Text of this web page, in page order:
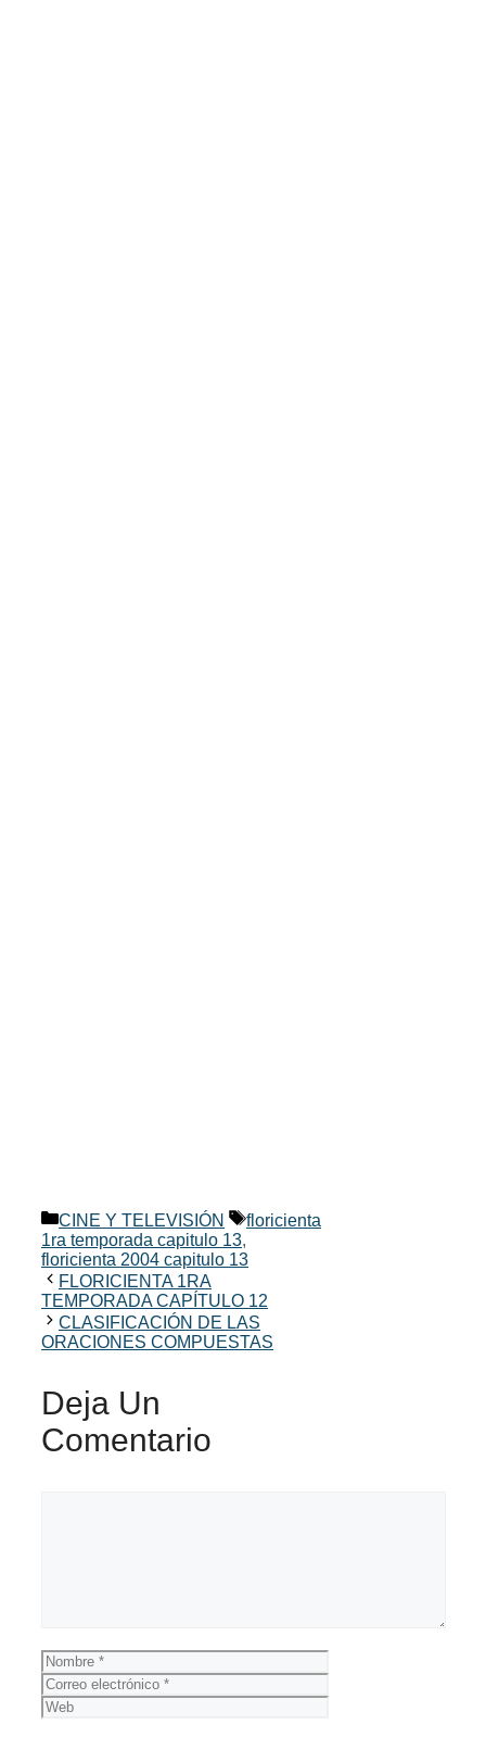
Categorías
CINE Y TELEVISIÓN Etiquetas
floricienta
1ra temporada capitulo 13,
floricienta 2004 capitulo 13
FLORICIENTA 1RA
TEMPORADA CAPÍTULO 12
CLASIFICACIÓN DE LAS
ORACIONES COMPUESTAS
Deja Un
Comentario
Nombre
Correo
electrónico
Web